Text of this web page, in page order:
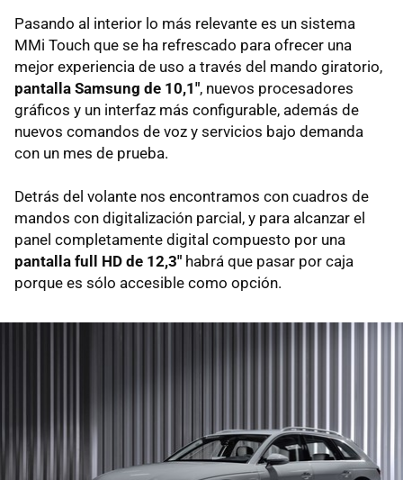
Pasando al interior lo más relevante es un sistema
MMi Touch que se ha refrescado para ofrecer una
mejor experiencia de uso a través del mando giratorio,
pantalla Samsung de 10,1", nuevos procesadores
gráficos y un interfaz más configurable, además de
nuevos comandos de voz y servicios bajo demanda
con un mes de prueba.
Detrás del volante nos encontramos con cuadros de
mandos con digitalización parcial, y para alcanzar el
panel completamente digital compuesto por una
pantalla full HD de 12,3" habrá que pasar por caja
porque es sólo accesible como opción.